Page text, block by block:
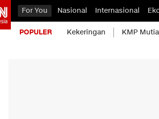
For You Nasional Internasional
POPULER Kekeringan KMP